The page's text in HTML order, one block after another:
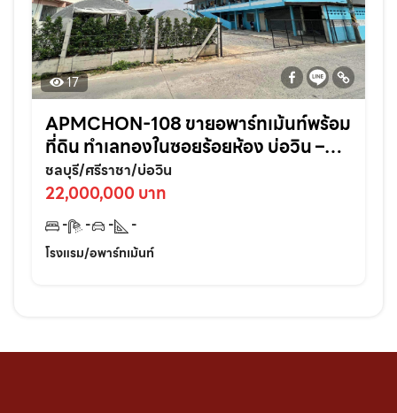
17
APMCHON-108 ขายอพาร์ทเม้นท์พร้อม
ที่ดิน ทำเลทองในซอยร้อยห้อง บ่อวิน –
ศรีราชา ติดแหล่งชุมชนเหมาะลงทุนต่อย
อดทันที!
ชลบุรี/ศรีราชา/บ่อวิน
22,000,000 บาท
- - -
-
โรงแรม/อพาร์ทเม้นท์